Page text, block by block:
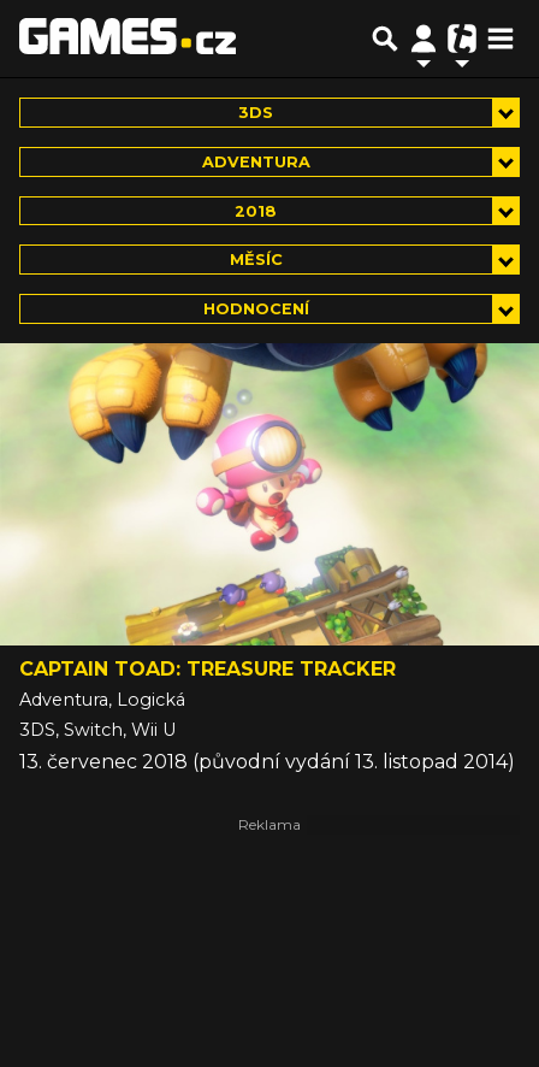
3DS
ADVENTURA
2018
MĚSÍC
HODNOCENÍ
CAPTAIN TOAD: TREASURE TRACKER
Adventura, Logická
3DS, Switch, Wii U
13. červenec 2018 (původní vydání 13. listopad 2014)